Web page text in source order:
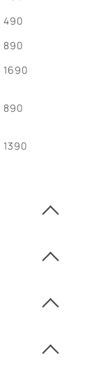
и
490
890
1690
890
1390